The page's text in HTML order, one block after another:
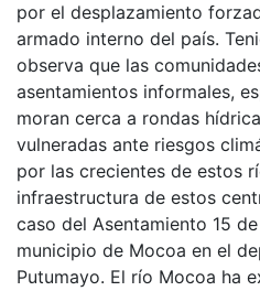
por el desplazamiento
armado interno del país.
observa que las
asentamientos informales,
moran cerca a rondas
vulneradas ante riesgos
por las crecientes de estos
infraestructura de estos
caso del Asentamiento 15
municipio de Mocoa en el
Putumayo. El río Mocoa ha